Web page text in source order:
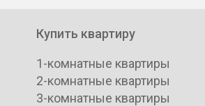
Купить квартиру
1-комнатные квартиры
2-комнатные квартиры
3-комнатные квартиры